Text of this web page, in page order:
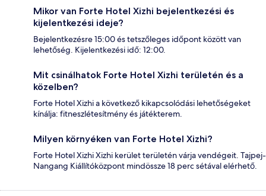
Mikor van Forte Hotel Xizhi bejelentkezési és
kijelentkezési ideje?
Bejelentkezésre 15:00 és tetszőleges időpont között van
lehetőség. Kijelentkezési idő: 12:00.
Mit csinálhatok Forte Hotel Xizhi területén és a
közelben?
Forte Hotel Xizhi a következő kikapcsolódási lehetőségeket
kínálja: fitneszlétesítmény és játékterem.
Milyen környéken van Forte Hotel Xizhi?
Forte Hotel Xizhi Xizhi kerület területén várja vendégeit. Tajpej-
Nangang Kiállítóközpont mindössze 18 perc sétával elérhető.